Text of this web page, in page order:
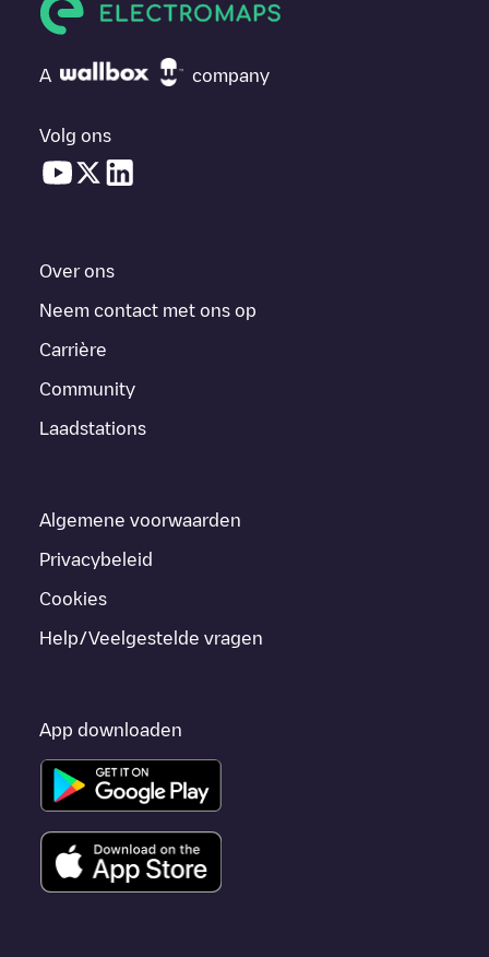
A company
Volg ons
Over ons
Neem contact met ons op
Carrière
Community
Laadstations
Algemene voorwaarden
Privacybeleid
Cookies
Help/Veelgestelde vragen
App downloaden